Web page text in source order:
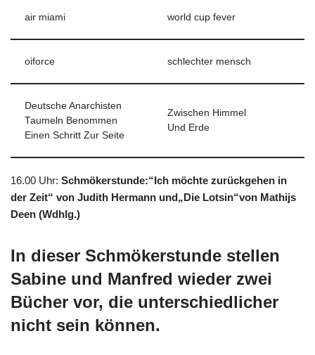
air miami world cup fever
oiforce schlechter mensch
Deutsche Anarchisten
Taumeln Benommen
Einen Schritt Zur Seite
Zwischen Himmel
Und Erde
16.00 Uhr: Schmökerstunde:“Ich möchte zurückgehen in
der Zeit“ von Judith Hermann und„Die Lotsin“von Mathijs
Deen (Wdhlg.)
In dieser Schmökerstunde stellen
Sabine und Manfred wieder zwei
Bücher vor, die unterschiedlicher
nicht sein können.